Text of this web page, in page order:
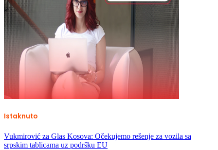
Istaknuto
Vukmirović za Glas Kosova: Očekujemo rešenje za vozila sa
srpskim tablicama uz podršku EU